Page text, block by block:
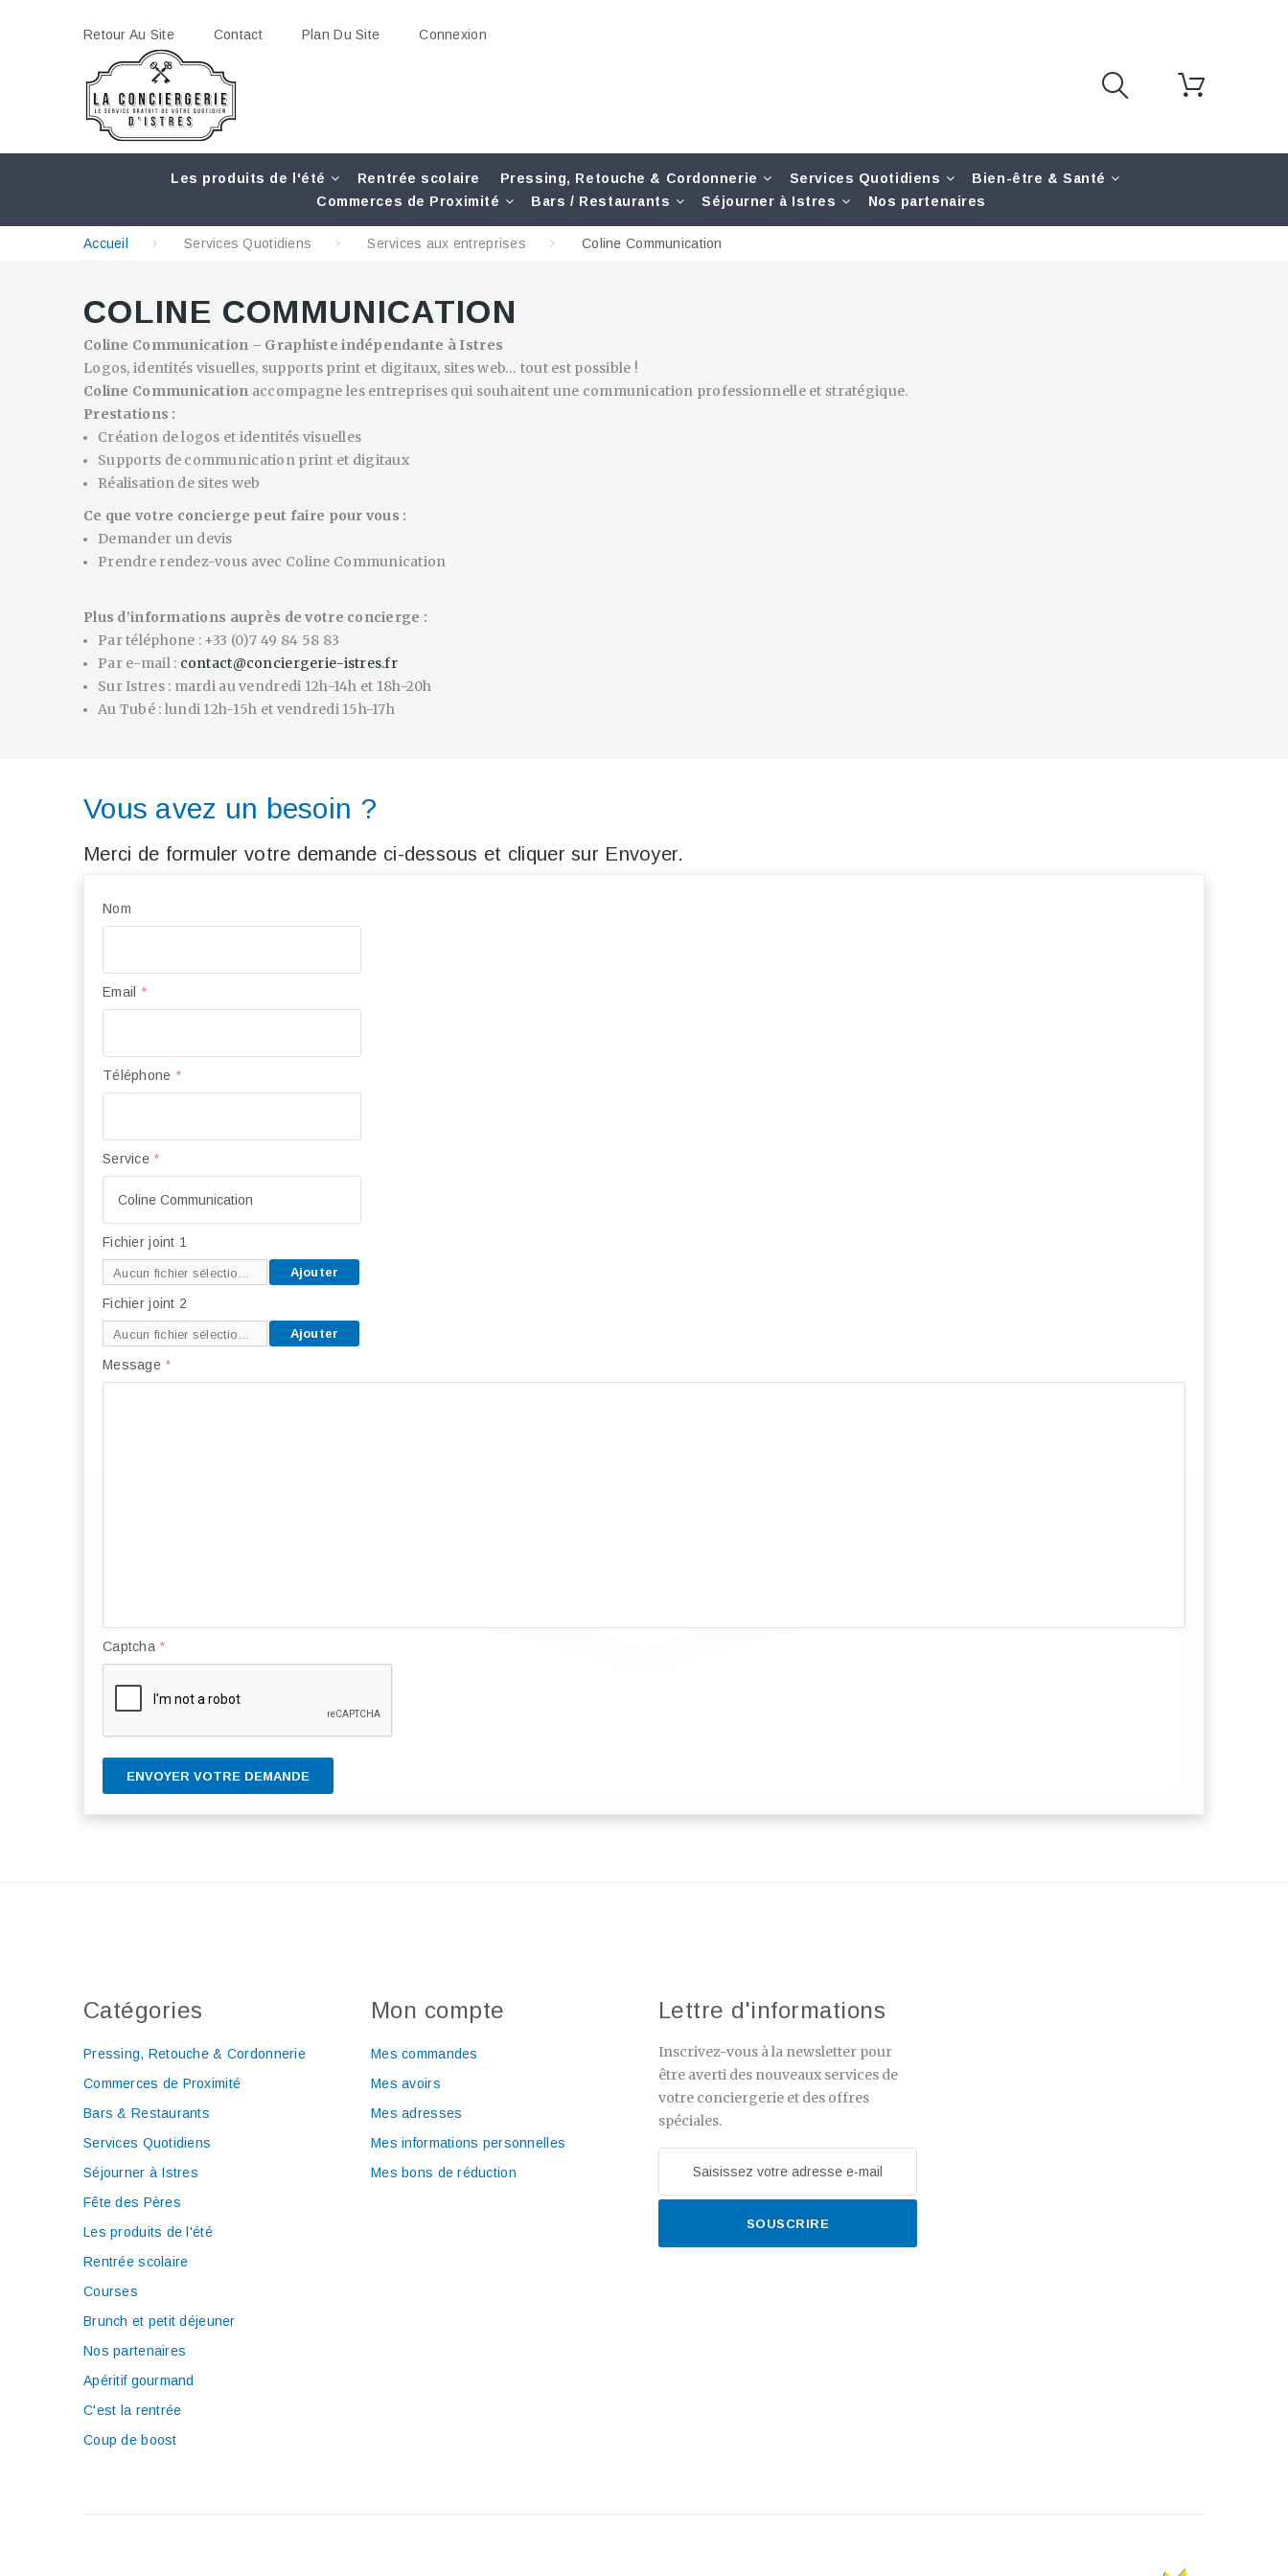
Retour Au Site Contact Plan Du Site Connexion
Les produits de l'été Rentrée scolaire Pressing, Retouche & Cordonnerie Services Quotidiens
Bien-être & Santé
Commerces de Proximité
Bars / Restaurants Séjourner à Istres Nos partenaires
Accueil Services Quotidiens Services aux entreprises Coline Communication
COLINE COMMUNICATION
Coline Communication – Graphiste indépendante à Istres
Logos, identités visuelles, supports print et digitaux, sites web… tout est possible !
Coline Communication accompagne les entreprises qui souhaitent une communication professionnelle et stratégique.
Prestations :
Création de logos et identités visuelles
Supports de communication print et digitaux
Réalisation de sites web
Ce que votre concierge peut faire pour vous :
Demander un devis
Prendre rendez-vous avec Coline Communication
Plus d’informations auprès de votre concierge :
Par téléphone : +33 (0)7 49 84 58 83
Par e-mail : contact@conciergerie-istres.fr
Sur Istres : mardi au vendredi 12h-14h et 18h-20h
Au Tubé : lundi 12h-15h et vendredi 15h-17h
Vous avez un besoin ?
Merci de formuler votre demande ci-dessous et cliquer sur Envoyer.
Nom
Email *
Téléphone *
Service *
Fichier joint 1
Aucun fichier sélectionné Ajouter
Fichier joint 2
Aucun fichier sélectionné Ajouter
Message *
Captcha *
ENVOYER VOTRE DEMANDE
Catégories
Pressing, Retouche & Cordonnerie
Commerces de Proximité
Bars & Restaurants
Services Quotidiens
Séjourner à Istres
Fête des Pères
Les produits de l'été
Rentrée scolaire
Courses
Brunch et petit déjeuner
Nos partenaires
Apéritif gourmand
C'est la rentrée
Coup de boost
Mon compte
Mes commandes
Mes avoirs
Mes adresses
Mes informations personnelles
Mes bons de réduction
Lettre d'informations
Inscrivez-vous à la newsletter pour
être averti des nouveaux services de
votre conciergerie et des offres
spéciales.
SOUSCRIRE